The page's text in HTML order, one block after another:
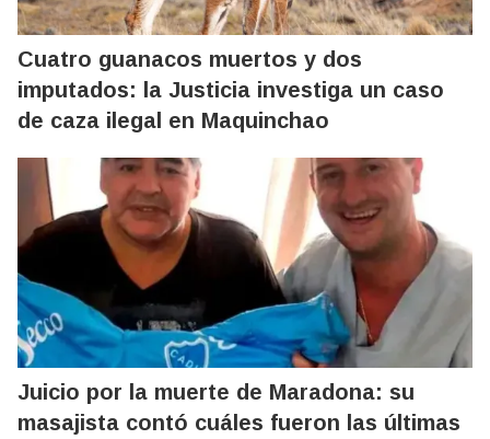
Cuatro guanacos muertos y dos
imputados: la Justicia investiga un caso
de caza ilegal en Maquinchao
Juicio por la muerte de Maradona: su
masajista contó cuáles fueron las últimas